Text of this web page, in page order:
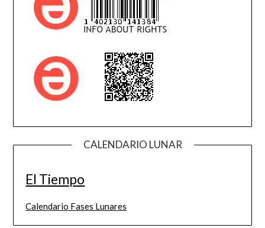
CALENDARIO LUNAR
El Tiempo
Calendario Fases Lunares